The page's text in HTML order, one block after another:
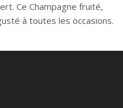
Ce Champagne fruité,
à toutes les occasions.